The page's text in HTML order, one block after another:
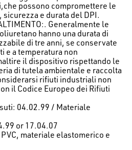
possono compromettere le
e durata del DPI.
Generalmente le
hanno una durata di
di tre anni, se conservate
e a temperatura non
il dispositivo rispettando le
di tutela ambientale e raccolta
rifiuti industriali non
il Codice Europeo dei Rifiuti
04.02.99 / Materiale
or 17.04.07
materiale elastomerico e